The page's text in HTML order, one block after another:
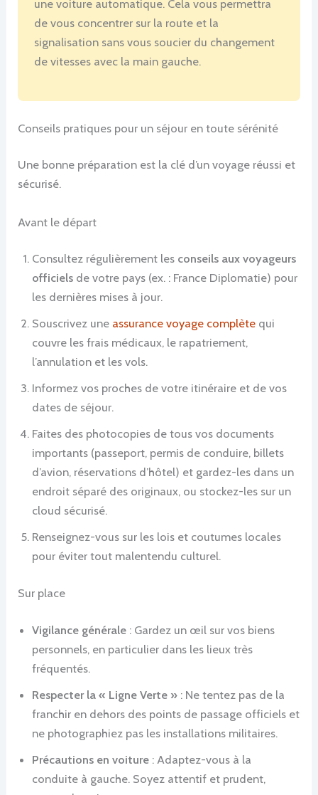
une voiture automatique. Cela vous permettra
de vous concentrer sur la route et la
signalisation sans vous soucier du changement
de vitesses avec la main gauche.
Conseils pratiques pour un séjour en toute sérénité
Une bonne préparation est la clé d’un voyage réussi et
sécurisé.
Avant le départ
Consultez régulièrement les conseils aux voyageurs
officiels de votre pays (ex. : France Diplomatie) pour
les dernières mises à jour.
Souscrivez une assurance voyage complète qui
couvre les frais médicaux, le rapatriement,
l’annulation et les vols.
Informez vos proches de votre itinéraire et de vos
dates de séjour.
Faites des photocopies de tous vos documents
importants (passeport, permis de conduire, billets
d’avion, réservations d’hôtel) et gardez-les dans un
endroit séparé des originaux, ou stockez-les sur un
cloud sécurisé.
Renseignez-vous sur les lois et coutumes locales
pour éviter tout malentendu culturel.
Sur place
Vigilance générale : Gardez un œil sur vos biens
personnels, en particulier dans les lieux très
fréquentés.
Respecter la « Ligne Verte » : Ne tentez pas de la
franchir en dehors des points de passage officiels et
ne photographiez pas les installations militaires.
Précautions en voiture : Adaptez-vous à la
conduite à gauche. Soyez attentif et prudent,